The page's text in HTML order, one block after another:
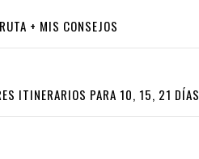
+ MIS CONSEJOS
ITINERARIOS PARA 10, 15, 21 DÍAS